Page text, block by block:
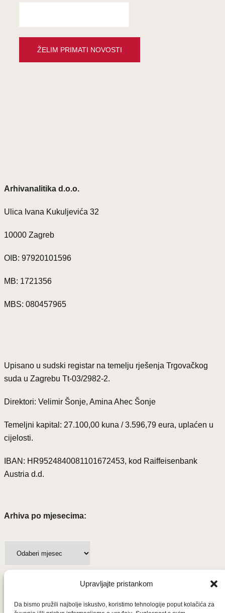
Upravljajte pristankom
Da bismo pružili najbolje iskustvo, koristimo tehnologije poput kolačića za
Arhivanalitika d.o.o.
Ulica Ivana Kukuljevića 32
10000 Zagreb
OIB: 97920101596
MB: 1721356
MBS: 080457965
Upisano u sudski registar na temelju rješenja Trgovačkog
suda u Zagrebu Tt-03/2982-2.
Direktori: Velimir Šonje, Amina Ahec Šonje
Temeljni kapital: 27.100,00 kuna / 3.596,79 eura, uplaćen u
cijelosti.
IBAN: HR9524840081101672453, kod Raiffeisenbank
Austria d.d.
Arhiva po mjesecima:
h
Uvjeti korištenja